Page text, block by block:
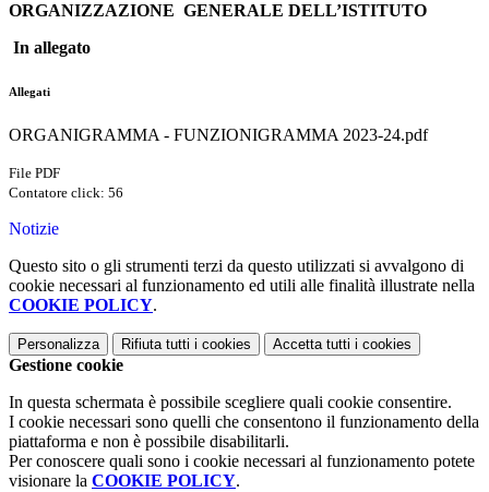
ORGANIZZAZIONE GENERALE DELL’ISTITUTO
In allegato
Allegati
ORGANIGRAMMA - FUNZIONIGRAMMA 2023-24.pdf
File PDF
Contatore click: 56
Notizie
Questo sito o gli strumenti terzi da questo utilizzati si avvalgono di
cookie necessari al funzionamento ed utili alle finalità illustrate nella
COOKIE POLICY.
Personalizza Rifiuta tutti i cookies Accetta tutti i cookies
Gestione cookie
In questa schermata è possibile scegliere quali cookie consentire.
I cookie necessari sono quelli che consentono il funzionamento della
piattaforma e non è possibile disabilitarli.
Per conoscere quali sono i cookie necessari al funzionamento potete
visionare la COOKIE POLICY.